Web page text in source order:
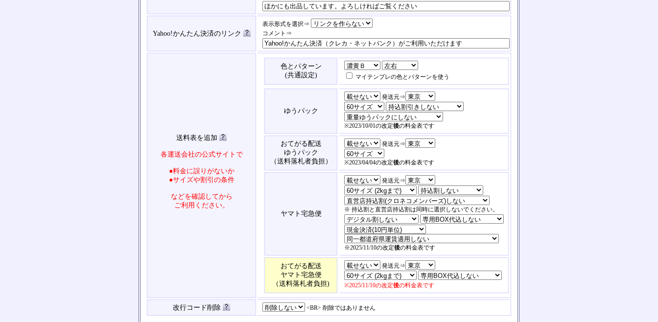
Yahoo!かんたん決済のリンク
表示形式を選択⇒
コメント⇒
送料表を追加
各運送会社の公式サイトで
●料金に誤りがないか
●サイズや割引の条件
などを確認してから
ご利用ください。
色とパターン
(共通設定)
マイテンプレの色とパターンを使う
ゆうパック
発送元⇒
※2023/10/01の改定後の料金表です
おてがる配送
ゆうパック
（送料落札者負担）
発送元⇒
※2023/04/04の改定後の料金表です
ヤマト宅急便
発送元⇒
※ 持込割と直営店持込割は同時に選択しないでください。
※2025/11/10の改定後の料金表です
おてがる配送
ヤマト宅急便
（送料落札者負担)
発送元⇒
※2025/11/10の改定後の料金表です
改行コード削除 <BR> 削除ではありません